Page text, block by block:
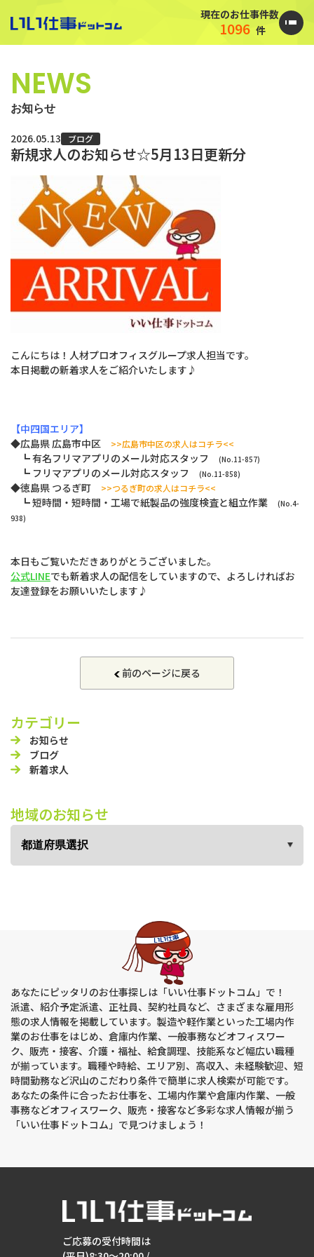
現在のお仕事件数
1096 件
NEWS
お知らせ
2026.05.13 ブログ
新規求人のお知らせ☆5月13日更新分
こんにちは！人材プロオフィスグループ求人担当です。
本日掲載の新着求人をご紹介いたします♪
【中四国エリア】
◆広島県 広島市中区
>>広島市中区の求人はコチラ<<
┗ 有名フリマアプリのメール対応スタッフ (No.11-857)
┗ フリマアプリのメール対応スタッフ (No.11-858)
◆徳島県 つるぎ町 >>つるぎ町の求人はコチラ<<
┗ 短時間・短時間・工場で紙製品の強度検査と組立作業
(No.4-
938)
本日もご覧いただきありがとうございました。
公式LINEでも新着求人の配信をしていますので、よろしければお
友達登録をお願いいたします♪
前のページに戻る
カテゴリー
お知らせ
ブログ
新着求人
地域のお知らせ
あなたにピッタリのお仕事探しは「いい仕事ドットコム」で！
派遣、紹介予定派遣、正社員、契約社員など、さまざまな雇用形
態の求人情報を掲載しています。製造や軽作業といった工場内作
業のお仕事をはじめ、倉庫内作業、一般事務などオフィスワー
ク、販売・接客、介護・福祉、給食調理、技能系など幅広い職種
が揃っています。職種や時給、エリア別、高収入、未経験歓迎、短
時間勤務など沢山のこだわり条件で簡単に求人検索が可能です。
あなたの条件に合ったお仕事を、工場内作業や倉庫内作業、一般
事務などオフィスワーク、販売・接客など多彩な求人情報が揃う
「いい仕事ドットコム」で見つけましょう！
ご応募の受付時間は